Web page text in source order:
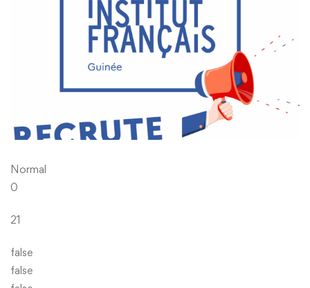
Normal
0
21
false
false